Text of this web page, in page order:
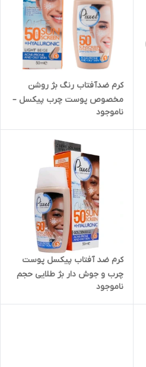
کرم ضدآفتاب رنگ بژ روشن
مخصوص پوست چرب پیکسل –
50میلی لیتر | کد 1907
ناموجود
کرم ضد آفتاب پیکسل پوست
چرب و جوش دار بژ طلایی حجم
50 میلی لیتر | کد 2671
ناموجود